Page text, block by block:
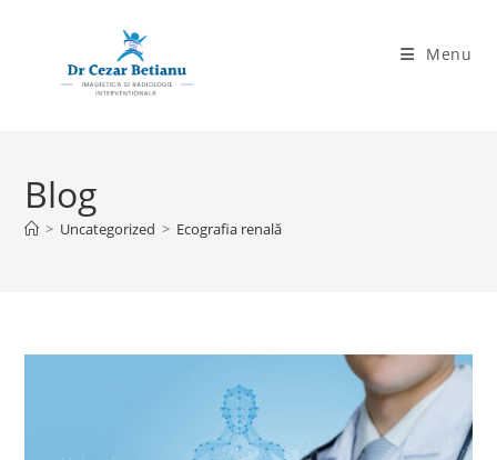
Menu
Blog
> Uncategorized > Ecografia renală